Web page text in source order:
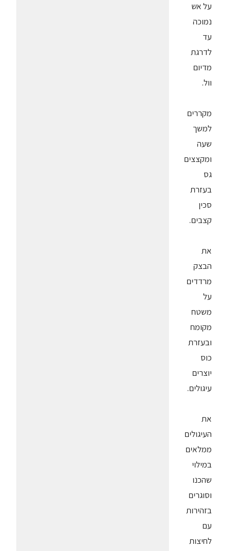
על אש
נמוכה
עד
לדרגת
מדיום
וול.
מקררים
למשך
שעה
ומקצצים
גס
בעזרת
סכין
קצבים.
את
הבצק
מרדדים
על
משטח
מקומח
ובעזרת
כוס
יוצרים
עיגולים.
את
העיגולים
ממלאים
במילוי
שהכנו
וסוגרים
בזהירות
עם
לחיצות